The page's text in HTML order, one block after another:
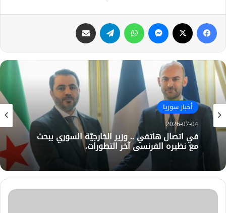
فيسبوك ماسنجر واتساب تيلقرام
أخبار سوريا
2026-07-04
في اتصال هاتفي .. وزير الخارجيّة السوري يبحث
مع نظيره الفرنسي آخر التطورات.